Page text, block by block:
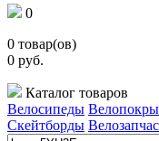
0
0 товар(ов)
0 руб.
Каталог товаров
Велосипеды
Скейтборды